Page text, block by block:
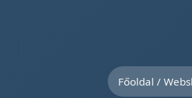
Főoldal /